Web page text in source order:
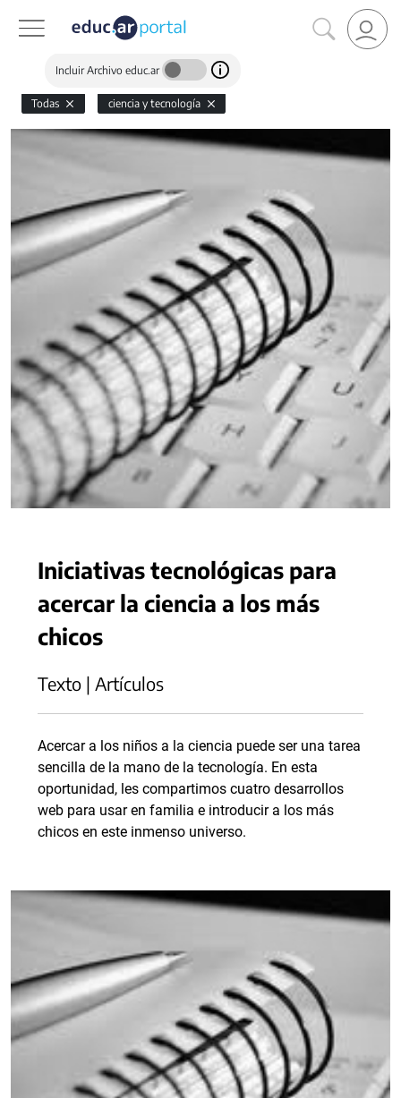
Incluir Archivo educ.ar
Todas ciencia y tecnología
Iniciativas tecnológicas para
acercar la ciencia a los más
chicos
Texto | Artículos
Acercar a los niños a la ciencia puede ser una tarea
sencilla de la mano de la tecnología. En esta
oportunidad, les compartimos cuatro desarrollos
web para usar en familia e introducir a los más
chicos en este inmenso universo.